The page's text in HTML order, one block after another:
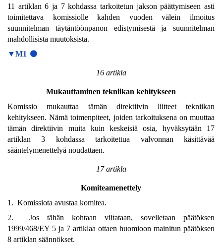
11 artiklan 6 ja 7 kohdassa tarkoitetun jakson päättymiseen asti
toimitettava komissiolle kahden vuoden välein ilmoitus
suunnitelman täytäntöönpanon edistymisestä ja suunnitelman
mahdollisista muutoksista.
▼M1
16 artikla
Mukauttaminen tekniikan kehitykseen
Komissio mukauttaa tämän direktiivin liitteet tekniikan
kehitykseen. Nämä toimenpiteet, joiden tarkoituksena on muuttaa
tämän direktiivin muita kuin keskeisiä osia, hyväksytään 17
artiklan 3 kohdassa tarkoitettua valvonnan käsittävää
sääntelymenettelyä noudattaen.
17 artikla
Komiteamenettely
1. Komissiota avustaa komitea.
2. Jos tähän kohtaan viitataan, sovelletaan päätöksen
1999/468/EY 5 ja 7 artiklaa ottaen huomioon mainitun päätöksen
8 artiklan säännökset.